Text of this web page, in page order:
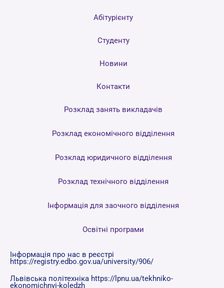
Абітурієнту
Студенту
Новини
Контакти
Розклад занять викладачів
Розклад економічного відділення
Розклад юридичного відділення
Розклад технічного відділення
Інформація для заочного відділення
Освітні програми
Інформація про нас в реєстрі
https://registry.edbo.gov.ua/university/906/
Львівська політехніка https://lpnu.ua/tekhniko-
ekonomichnyi-koledzh